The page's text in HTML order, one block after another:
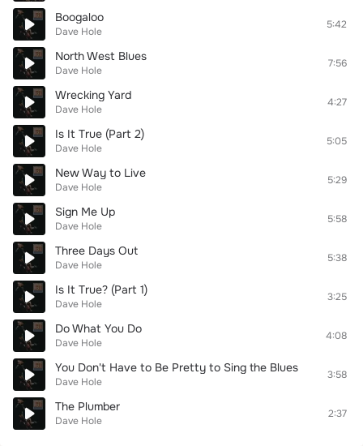
Boogaloo
Dave Hole
5:42
North West Blues
Dave Hole
7:56
Wrecking Yard
Dave Hole
4:27
Is It True (Part 2)
Dave Hole
5:05
New Way to Live
Dave Hole
5:29
Sign Me Up
Dave Hole
5:58
Three Days Out
Dave Hole
5:38
Is It True? (Part 1)
Dave Hole
3:25
Do What You Do
Dave Hole
4:08
You Don't Have to Be Pretty to Sing the Blues
Dave Hole
3:58
The Plumber
Dave Hole
2:37